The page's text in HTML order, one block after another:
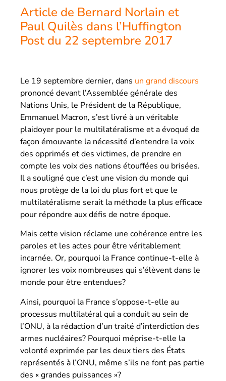
Article de Bernard Norlain et
Paul Quilès dans l’Huffington
Post du 22 septembre 2017
Le 19 septembre dernier, dans un grand discours
prononcé devant l’Assemblée générale des
Nations Unis, le Président de la République,
Emmanuel Macron, s’est livré à un véritable
plaidoyer pour le multilatéralisme et a évoqué de
façon émouvante la nécessité d’entendre la voix
des opprimés et des victimes, de prendre en
compte les voix des nations étouffées ou brisées.
Il a souligné que c’est une vision du monde qui
nous protège de la loi du plus fort et que le
multilatéralisme serait la méthode la plus efficace
pour répondre aux défis de notre époque.
Mais cette vision réclame une cohérence entre les
paroles et les actes pour être véritablement
incarnée. Or, pourquoi la France continue-t-elle à
ignorer les voix nombreuses qui s’élèvent dans le
monde pour être entendues?
Ainsi, pourquoi la France s’oppose-t-elle au
processus multilatéral qui a conduit au sein de
l’ONU, à la rédaction d’un traité d’interdiction des
armes nucléaires? Pourquoi méprise-t-elle la
volonté exprimée par les deux tiers des États
représentés à l’ONU, même s’ils ne font pas partie
des « grandes puissances »?